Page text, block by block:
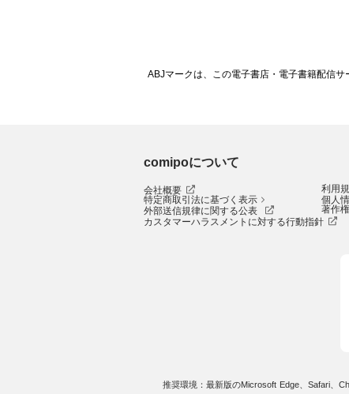
ABJマークは、この電子書店・電子書籍配信
comipoについて
会社概要
利用
特定商取引法に基づく表示
個人
外部送信規律に関する公表
著作
カスタマーハラスメントに対する行動指針
推奨環境：最新版のMicrosoft Edge、Safari、